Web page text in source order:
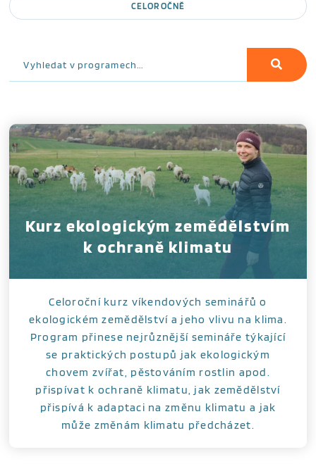
CELOROČNĚ
Kurz ekologickým zemědělstvím
k ochraně klimatu
Celoroční kurz víkendových seminářů o
ekologickém zemědělství a jeho vlivu na klima.
Program přinese nejrůznější semináře týkající
se praktických postupů jak ekologickým
chovem zvířat, pěstováním rostlin apod.
přispívat k ochraně klimatu, jak zemědělství
přispívá k adaptaci na změnu klimatu a jak
může změnám klimatu předcházet.